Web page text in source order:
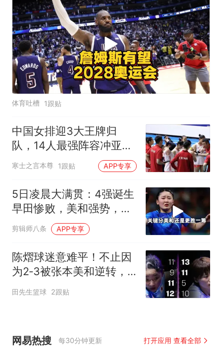
体育吐槽 1跟贴
中国女排迎3大王牌归
队，14人最强阵容冲亚锦
赛，郎平可以放心了
寒士之言本尊 1跟贴 APP专享
5日凌晨大满贯：4强诞生
早田惨败，美和强势，蒯
曼下轮对手确定
剪辑师八条 APP专享
陈熠球迷意难平！不止因
为2‑3被张本美和逆转，
更多在于这五点！
田先生篮球 2跟贴
网易热搜 每30分钟更新 打开应用 查看全部